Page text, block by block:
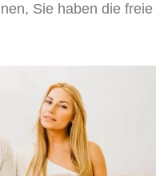
Sie haben die freie